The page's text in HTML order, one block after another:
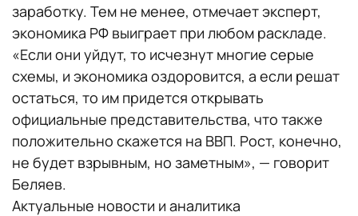
заработку. Тем не менее, отмечает эксперт,
экономика РФ выиграет при любом раскладе.
«Если они уйдут, то исчезнут многие серые
схемы, и экономика оздоровится, а если решат
остаться, то им придется открывать
официальные представительства, что также
положительно скажется на ВВП. Рост, конечно,
не будет взрывным, но заметным», — говорит
Беляев.
Актуальные новости и аналитика